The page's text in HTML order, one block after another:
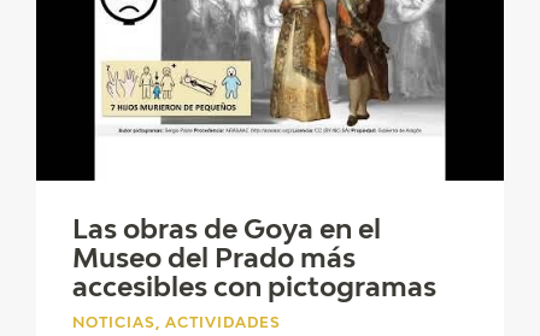
RECURSOS EDUCATIVOS
Las obras de Goya en el
Museo del Prado más
accesibles con pictogramas
NOTICIAS, ACTIVIDADES